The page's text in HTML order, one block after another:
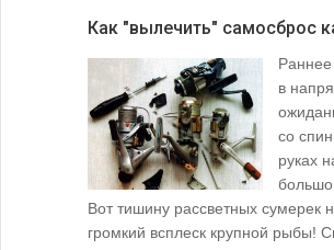
Как "вылечить" самосброс
в
со
руках
Вот тишину рассветных сумерек
громкий всплеск крупной рыбы!